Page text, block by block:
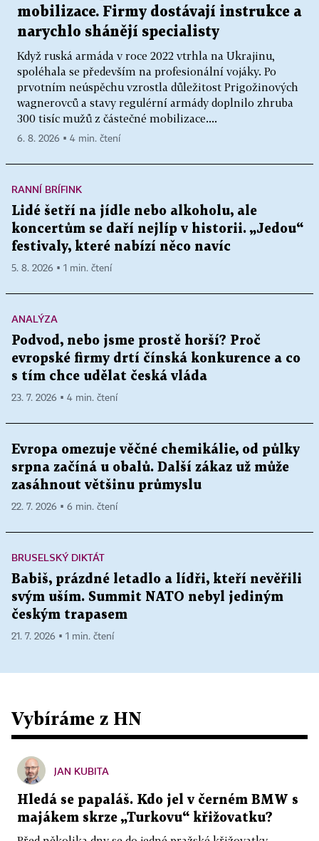
mobilizace. Firmy dostávají instrukce a
narychlo shánějí specialisty
Když ruská armáda v roce 2022 vtrhla na Ukrajinu,
spoléhala se především na profesionální vojáky. Po
prvotním neúspěchu vzrostla důležitost Prigožinových
wagnerovců a stavy regulérní armády doplnilo zhruba
300 tisíc mužů z částečné mobilizace....
6. 8. 2026 ▪ 4 min. čtení
RANNÍ BRÍFINK
Lidé šetří na jídle nebo alkoholu, ale
koncertům se daří nejlíp v historii. „Jedou“
festivaly, které nabízí něco navíc
5. 8. 2026 ▪ 1 min. čtení
ANALÝZA
Podvod, nebo jsme prostě horší? Proč
evropské firmy drtí čínská konkurence a co
s tím chce udělat česká vláda
23. 7. 2026 ▪ 4 min. čtení
Evropa omezuje věčné chemikálie, od půlky
srpna začíná u obalů. Další zákaz už může
zasáhnout většinu průmyslu
22. 7. 2026 ▪ 6 min. čtení
BRUSELSKÝ DIKTÁT
Babiš, prázdné letadlo a lídři, kteří nevěřili
svým uším. Summit NATO nebyl jediným
českým trapasem
21. 7. 2026 ▪ 1 min. čtení
Vybíráme z HN
JAN KUBITA
Hledá se papaláš. Kdo jel v černém BMW s
majákem skrze „Turkovu“ křižovatku?